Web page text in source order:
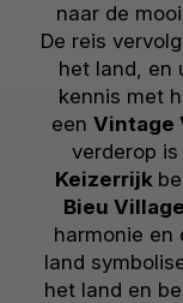
naar de
De reis
het land, en
kennis met
een Vintage
verderop is
Keizerrijk
Bieu
harmonie en
land
het land en